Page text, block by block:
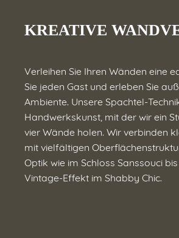
KREATIVE
Verleihen Sie Ihren Wänden eine
Sie jeden Gast und erleben Sie
Ambiente. Unsere Spachtel-
Handwerkskunst, mit der wir ein
vier Wände holen. Wir verbinden
mit vielfältigen
Optik wie im Schloss Sanssouci
Vintage-Effekt im Shabby Chic.